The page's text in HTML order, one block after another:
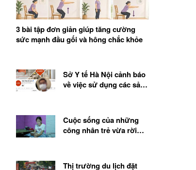
3 bài tập đơn giản giúp tăng cường
sức mạnh đầu gối và hông chắc khỏe
Sở Y tế Hà Nội cảnh báo
về việc sử dụng các sản
Cuộc sống của những
công nhân trẻ vừa rời
Thị trường du lịch đặt